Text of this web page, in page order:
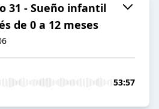
31 - Sueño infantil
de 0 a 12 meses
53:57